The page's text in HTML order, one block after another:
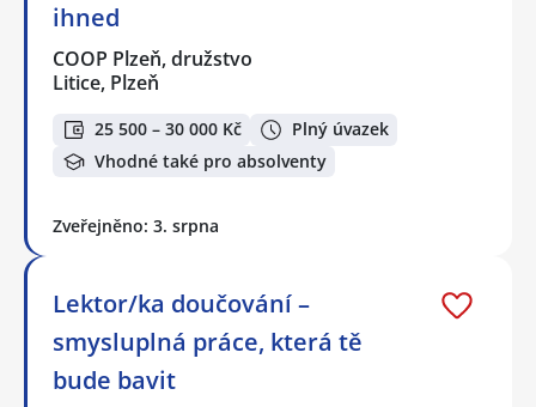
ihned
COOP Plzeň, družstvo
Litice, Plzeň
25 500 – 30 000 Kč
Plný úvazek
Vhodné také pro absolventy
Zveřejněno: 3. srpna
Lektor/ka doučování –
smysluplná práce, která tě
bude bavit